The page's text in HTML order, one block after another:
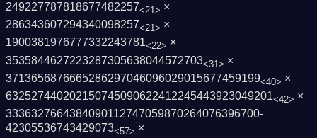
249227787818677482257<21> ×
286343607294340098257<21> ×
1900381976777332243781<22> ×
3535844627223287305638044572703<31> ×
3713656876665286297046096029015677459199<40> ×
6325274402021507450906224122454439230492­01<42> ×
3336327664384090112747059870264076396700­
42305536743429073<57> ×